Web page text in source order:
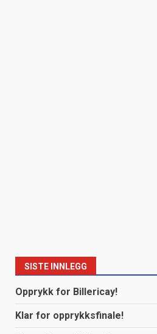
SISTE INNLEGG
Opprykk for Billericay!
Klar for opprykksfinale!